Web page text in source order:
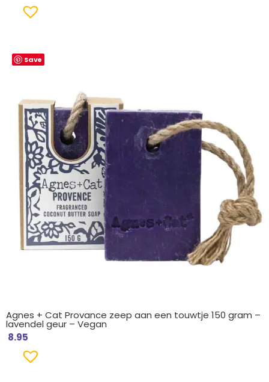
Save
Agnes + Cat Provance zeep aan een touwtje 150 gram –
lavendel geur – Vegan
8.95